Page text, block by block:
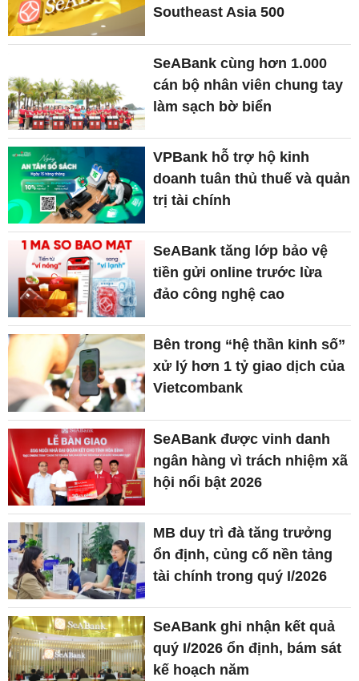
Southeast Asia 500
SeABank cùng hơn 1.000
cán bộ nhân viên chung tay
làm sạch bờ biển
VPBank hỗ trợ hộ kinh
doanh tuân thủ thuế và quản
trị tài chính
SeABank tăng lớp bảo vệ
tiền gửi online trước lừa
đảo công nghệ cao
Bên trong “hệ thần kinh số”
xử lý hơn 1 tỷ giao dịch của
Vietcombank
SeABank được vinh danh
ngân hàng vì trách nhiệm xã
hội nổi bật 2026
MB duy trì đà tăng trưởng
ổn định, củng cố nền tảng
tài chính trong quý I/2026
SeABank ghi nhận kết quả
quý I/2026 ổn định, bám sát
kế hoạch năm